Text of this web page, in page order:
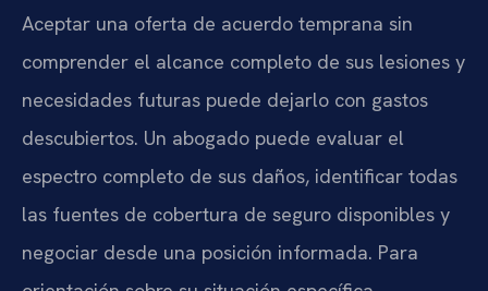
Aceptar una oferta de acuerdo temprana sin
comprender el alcance completo de sus lesiones y
necesidades futuras puede dejarlo con gastos
descubiertos. Un abogado puede evaluar el
espectro completo de sus daños, identificar todas
las fuentes de cobertura de seguro disponibles y
negociar desde una posición informada. Para